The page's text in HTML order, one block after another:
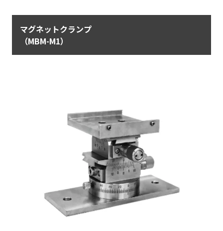
マグネットクランプ
（MBM-M1）